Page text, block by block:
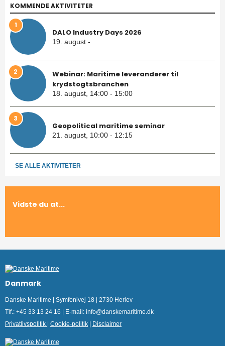
KOMMENDE AKTIVITETER
1
DALO Industry Days 2026
19. august -
2
Webinar: Maritime leverandører til
krydstogtsbranchen
18. august, 14:00 - 15:00
3
Geopolitical maritime seminar
21. august, 10:00 - 12:15
SE ALLE AKTIVITETER
Vidste du at...
Danmark
Danske Maritime | Symfonivej 18 | 2730 Herlev
Tlf.: +45 33 13 24 16 | E-mail: info@danskemaritime.dk
Privatlivspolitik
Cookie-politik Disclaimer